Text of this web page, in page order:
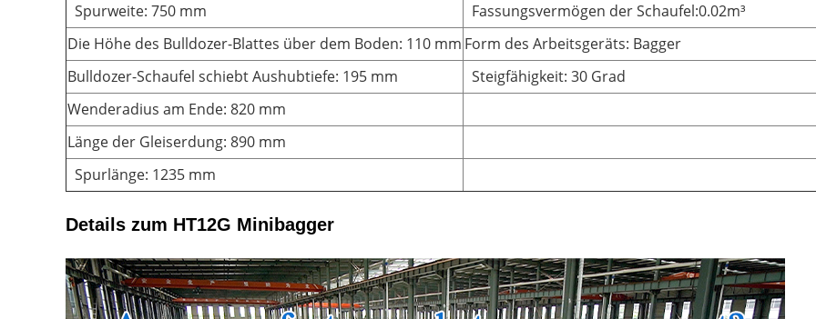
Spurweite: 750 mm
Fassungsvermögen der Schaufel:0.02m³
Die Höhe des Bulldozer-Blattes über dem Boden: 110 mm Form des Arbeitsgeräts: Bagger
Bulldozer-Schaufel schiebt Aushubtiefe: 195 mm
Steigfähigkeit: 30 Grad
Wenderadius am Ende: 820 mm
Länge der Gleiserdung: 890 mm
Spurlänge: 1235 mm
Details zum HT12G Minibagger